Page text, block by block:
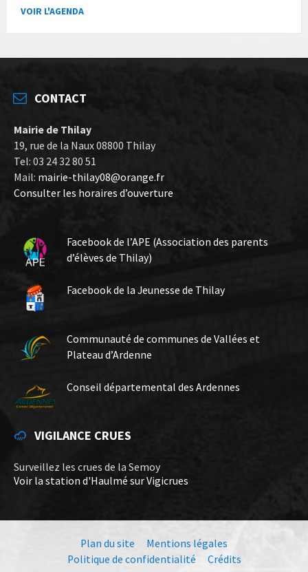
VOIR L'AGENDA
CONTACT
Mairie de Thilay
19, rue de la Naux 08800 Thilay
Tel: 03 24 32 80 51
Mail: mairie-thilay08@orange.fr
Consulter les horaires d’ouverture
Facebook de l’APE (Association des parents
d’élèves de Thilay)
Facebook de la Jeunesse de Thilay
Communauté de communes de Vallées et
Plateau d’Ardenne
Conseil départemental des Ardennes
VIGILANCE CRUES
Surveillez les crues de la Semoy
Voir la station d'Haulmé sur Vigicrues
Plan du site
Mentions légales
Politique de confidentialité
Crédits